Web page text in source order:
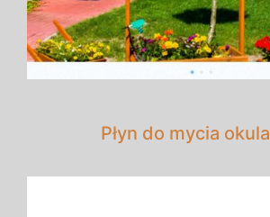
Płyn do mycia